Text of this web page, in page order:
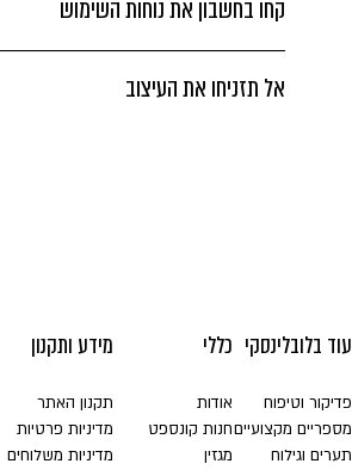
קחו בחשבון את נוחות השימוש
אל תזניחו את העיצוב
עוד בלובלינסקי
פדיקור וטיפוח
מספריים מקצועיים
תערים וגילוח
כללי
אודות
חנות קונספט
מגזין
מידע ותקנון
תקנון האתר
מדיניות פרטיות
מדיניות משלוחים